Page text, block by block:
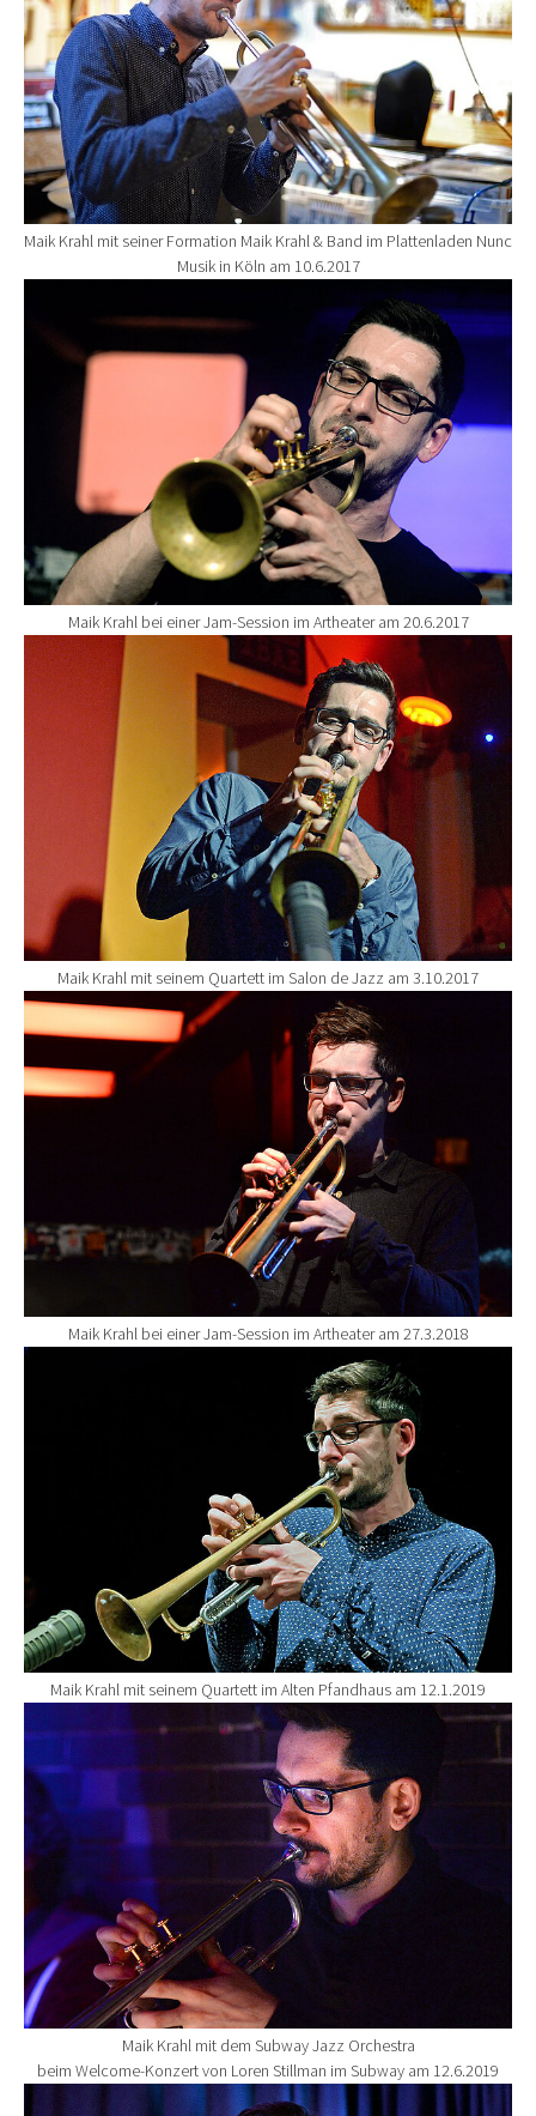
Maik Krahl mit seiner Formation Maik Krahl & Band im Plattenladen Nunc
Musik in Köln am 10.6.2017
Maik Krahl bei einer Jam-Session im Artheater am 20.6.2017
Show larger version for:
Maik Krahl mit seinem Quartett im Salon de Jazz am 3.10.2017
Show larger version for:
Maik Krahl bei einer Jam-Session im Artheater am 27.3.2018
Show larger version for:
Maik Krahl mit seinem Quartett im Alten Pfandhaus am 12.1.2019
Show larger version for:
Maik Krahl mit dem Subway Jazz Orchestra
beim Welcome-Konzert von Loren Stillman im Subway am 12.6.2019
Show larger version for: